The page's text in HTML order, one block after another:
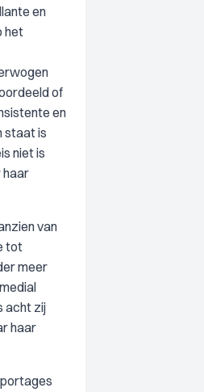
en
het
of
en
staat is
niet is
haar
van
tot
meer
acht zij
haar